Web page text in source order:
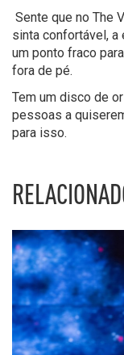
Sente que no The
sinta confortável, a
um ponto fraco
fora de pé.
Tem um disco de
pessoas a
para isso.